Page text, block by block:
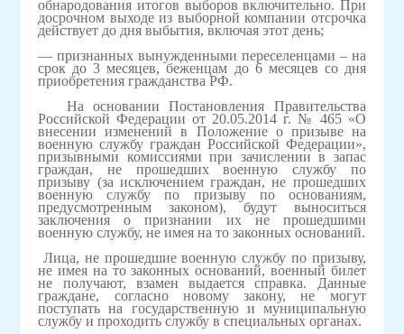
обнародования итогов выборов включительно. При
досрочном выходе из выборной компании отсрочка
действует до дня выбытия, включая этот день;
— признанных вынужденными переселенцами – на
срок до 3 месяцев, беженцам до 6 месяцев со дня
приобретения гражданства РФ.
На основании Постановления Правительства
Российской Федерации от 20.05.2014 г. № 465 «О
внесении изменений в Положение о призыве на
военную службу граждан Российской Федерации»,
призывными комиссиями при зачислении в запас
граждан, не прошедших военную службу по
призыву (за исключением граждан, не прошедших
военную службу по призыву по основаниям,
предусмотренным законом), будут выноситься
заключения о признании их не прошедшими
военную службу, не имея на то законных оснований.
Лица, не прошедшие военную службу по призыву,
не имея на то законных оснований, военный билет
не получают, взамен выдается справка. Данные
граждане, согласно новому закону, не могут
поступать на государственную и муниципальную
службу и проходить службу в специальных органах.